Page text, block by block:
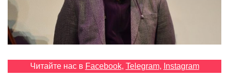
Читайте нас в Facebook, Telegram, Instagram